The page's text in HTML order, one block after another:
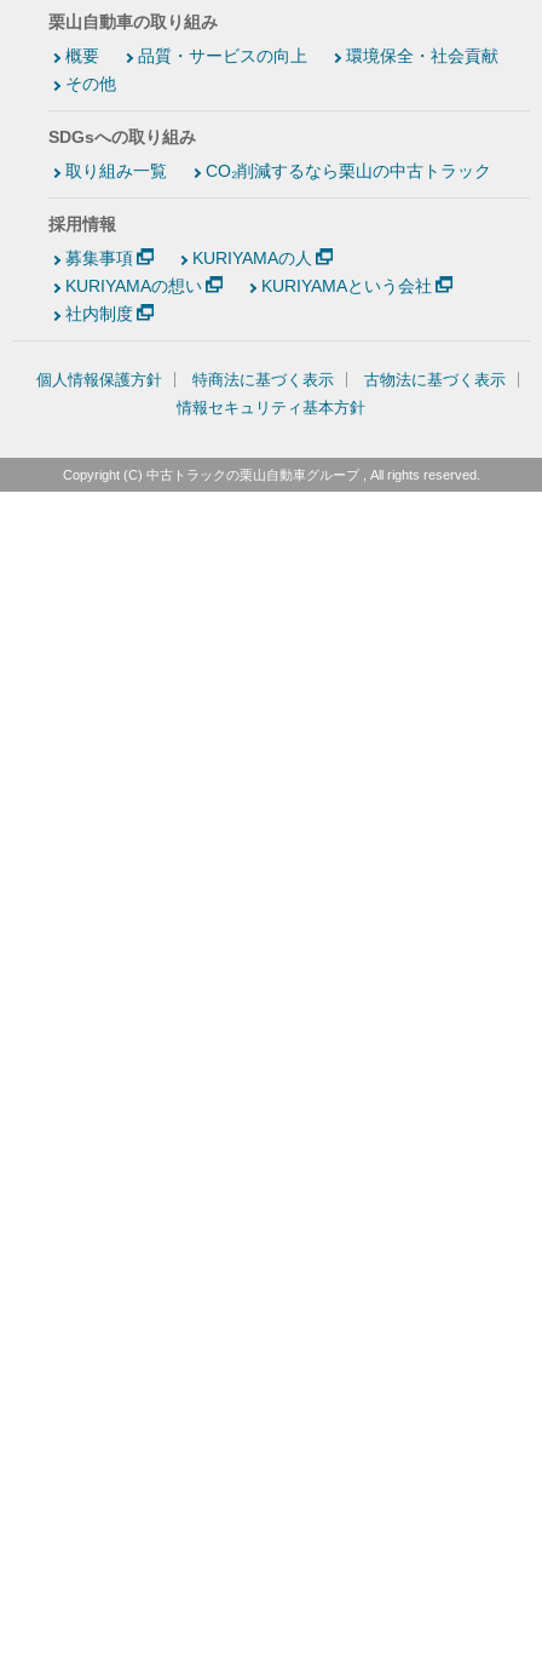
栗山自動車の取り組み
概要
品質・サービスの向上
環境保全・社会貢献
その他
SDGsへの取り組み
取り組み一覧
CO₂削減するなら栗山の中古トラック
採用情報
募集事項
KURIYAMAの人
KURIYAMAの想い
KURIYAMAという会社
社内制度
個人情報保護方針 特商法に基づく表示
古物法に基づく表示
情報セキュリティ基本方針
Copyright (C) 中古トラックの栗山自動車グループ, All rights reserved.